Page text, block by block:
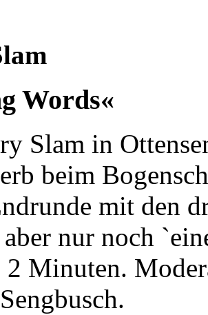
Words«
Slam in
beim
mit den
nur noch
2 Minuten.